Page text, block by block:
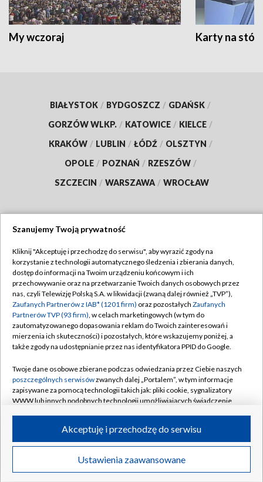
My wczoraj Karty na
BIAŁYSTOK / BYDGOSZCZ / GDAŃSK /
GORZÓW WLKP. / KATOWICE / KIELCE /
KRAKÓW / LUBLIN / ŁÓDŹ / OLSZTYN /
OPOLE / POZNAŃ / RZESZÓW /
SZCZECIN / WARSZAWA / WROCŁAW
TVP
Abonament TVP
Emisja w TVP
Centrum informacji TVP
Naziemna Telewizja Cyfrowa
Rada Programowa
System NOS
Informacje o nadawcy
Program dla prasy
Ogłoszenie przetargowe
Regulamin TVP
Polityka prywatności
Moje zgody
Pomoc
Kontakt
Kanały
©2026 Telewizja Polska S.A. w likwidacji
Szanujemy Twoją prywatność
Kliknij "Akceptuję i przechodzę do serwisu", aby wyrazić zgody na
korzystanie z technologii automatycznego śledzenia i zbierania danych,
dostęp do informacji na Twoim urządzeniu końcowym i ich
przechowywanie oraz na przetwarzanie Twoich danych osobowych przez
nas, czyli Telewizję Polską S.A. w likwidacji (zwaną dalej również „TVP”),
Zaufanych Partnerów z IAB* (1201 firm) oraz pozostałych Zaufanych
Partnerów TVP (93 firm), w celach marketingowych (w tym do
zautomatyzowanego dopasowania reklam do Twoich zainteresowań i
mierzenia ich skuteczności) i pozostałych, które wskazujemy poniżej, a
także zgody na udostępnianie przez nas identyfikatora PPID do Google.
Twoje dane osobowe zbierane podczas odwiedzania przez Ciebie naszych
poszczególnych serwisówzwanych dalej „Portalem”, w tym informacje
zapisywane za pomocą technologii takich jak: pliki cookie, sygnalizatory
WWW lub innych podobnych technologii umożliwiających świadczenie
ruchu w Internecie.
Twoje dane osobowe zbierane podczas odwiedzania przez Ciebie
poszczególnych serwisówna Portalu, takie jak adresy IP, identyfikatory
Ustawienia zaawansowane
Akceptuję i przechodzę do serwisu